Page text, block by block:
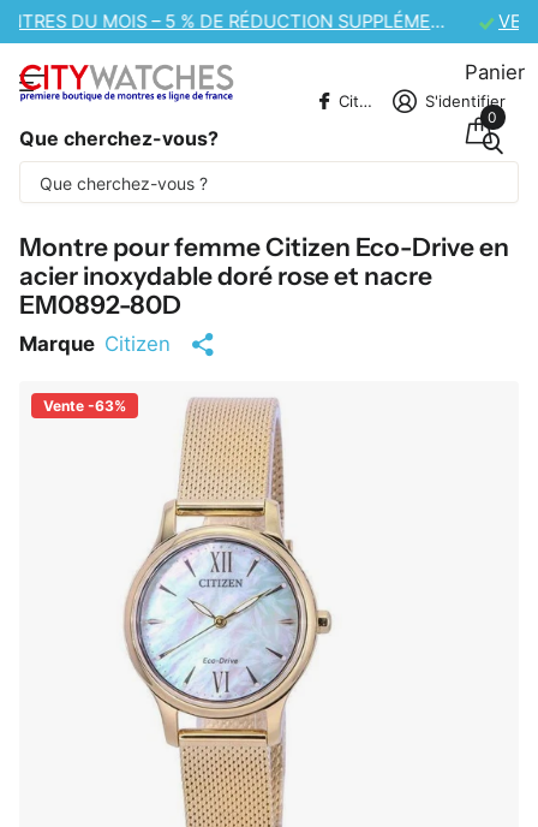
VENTE DE MONTRES CASIO – 10 % DE RÉDUCTION SUPPLÉMENTAIRE
Que cherchez-vous?
CitywatchesFR S'identifier
Panier
0
Une partie du contenu est traduite
automatiquement.
Montre pour femme Citizen Eco-Drive en
acier inoxydable doré rose et nacre
EM0892-80D
Marque Citizen
Vente -63%